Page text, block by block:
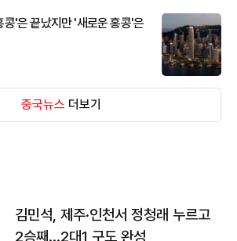
콩'은 끝났지만 '새로운 홍콩'은
중국뉴스 더보기
김민석, 제주·인천서 정청래 누르고
2승째…2대1 구도 완성